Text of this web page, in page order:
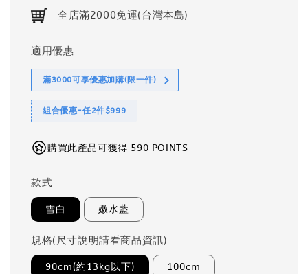
price
全店滿2000免運(台灣本島)
適用優惠
滿3000可享優惠加購(限一件)
組合優惠-任2件$999
購買此產品可獲得 590 POINTS
款式
雪白 嫩水藍
規格(尺寸說明請看商品資訊)
90cm(約13kg以下) 100cm